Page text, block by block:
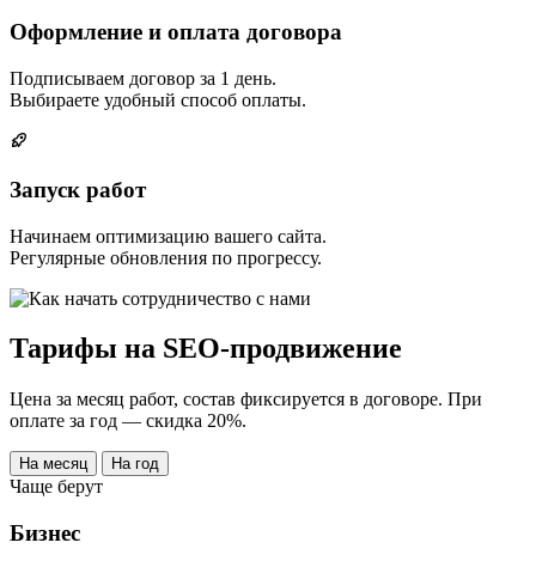
Оформление и оплата договора
Подписываем договор за 1 день.
Выбираете удобный способ оплаты.
Запуск работ
Начинаем оптимизацию вашего сайта.
Регулярные обновления по прогрессу.
Тарифы на SEO-продвижение
Цена за месяц работ, состав фиксируется в договоре. При
оплате за год — скидка 20%.
На месяц На год
Чаще берут
Бизнес